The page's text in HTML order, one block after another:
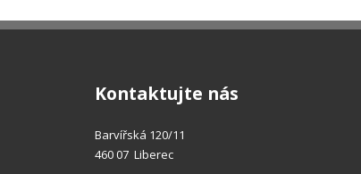
Kontaktujte nás
Barvířská 120/11
460 07 Liberec